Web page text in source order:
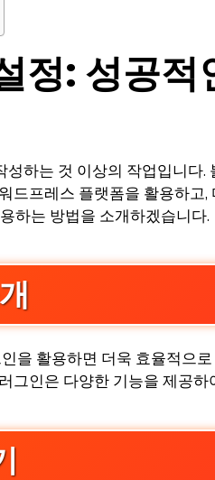
정: 성공
하는 것 이상의 작업입니다
프레스 플랫폼을 활용하고
하는 방법을 소개하겠습니다.
을 활용하면 더욱 효율적으
그인은 다양한 기능을 제공